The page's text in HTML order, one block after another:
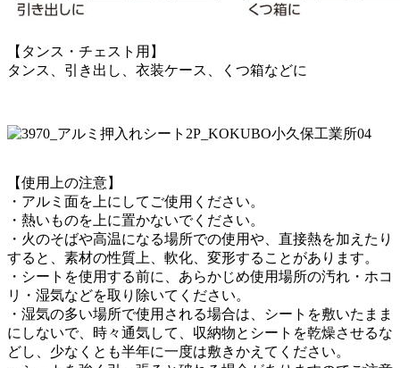
【タンス・チェスト用】
タンス、引き出し、衣装ケース、くつ箱などに
【使用上の注意】
・アルミ面を上にしてご使用ください。
・熱いものを上に置かないでください。
・火のそばや高温になる場所での使用や、直接熱を加えたり
すると、素材の性質上、軟化、変形することがあります。
・シートを使用する前に、あらかじめ使用場所の汚れ・ホコ
リ・湿気などを取り除いてください。
・湿気の多い場所で使用される場合は、シートを敷いたまま
にしないで、時々通気して、収納物とシートを乾燥させるな
どし、少なくとも半年に一度は敷きかえてください。